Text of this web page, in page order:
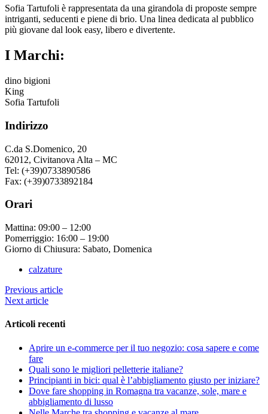
Sofia Tartufoli è rappresentata da una girandola di proposte sempre
intriganti, seducenti e piene di brio. Una linea dedicata al pubblico
più giovane dal look easy, libero e divertente.
I Marchi:
dino bigioni
King
Sofia Tartufoli
Indirizzo
C.da S.Domenico, 20
62012, Civitanova Alta – MC
Tel: (+39)0733890586
Fax: (+39)0733892184
Orari
Mattina: 09:00 – 12:00
Pomerriggio: 16:00 – 19:00
Giorno di Chiusura: Sabato, Domenica
calzature
Previous article
Next article
Articoli recenti
Aprire un e-commerce per il tuo negozio: cosa sapere e come
fare
Quali sono le migliori pelletterie italiane?
Principianti in bici: qual è l’abbigliamento giusto per iniziare?
Dove fare shopping in Romagna tra vacanze, sole, mare e
abbigliamento di lusso